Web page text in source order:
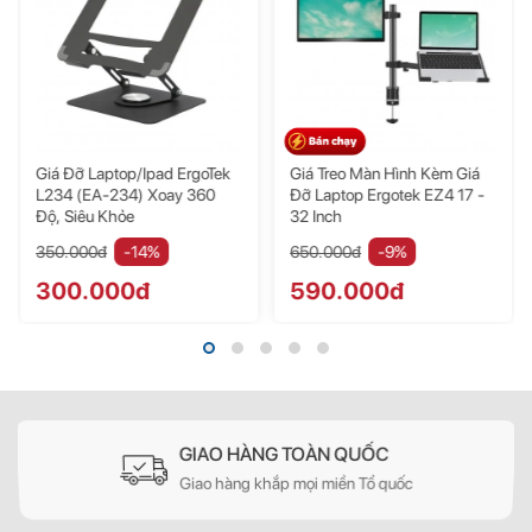
đỡ này vẫn cho thấy được sự ổn định đáng kinh ngạc của mình. Mọi
hiện tượng rung lắc hay lỏng lẻo đều không hề xuất hiện dù khi phải
nâng đỡ những “cỗ máy” nặng nề.
Điều chỉnh linh hoạt với 6 mức độ
Giá Đỡ Laptop/ipad ErgoTek
L234 (EA-234) Xoay 360
Độ, Siêu Khỏe
350.000đ
-14%
300.000đ
Giá Treo Màn Hình Kèm Giá
Đỡ Laptop Ergotek EZ4 17 -
32 Inch
650.000đ
-9%
590.000đ
GIAO HÀNG TOÀN QUỐC
Giao hàng khắp mọi miền Tổ quốc